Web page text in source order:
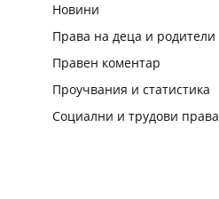
Новини
Права на деца и родители
Правен коментар
Проучвания и статистика
Социални и трудови права